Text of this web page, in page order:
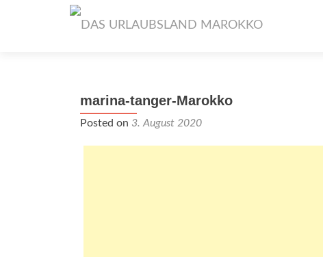
marina-tanger-Marokko
Posted on 3. August 2020